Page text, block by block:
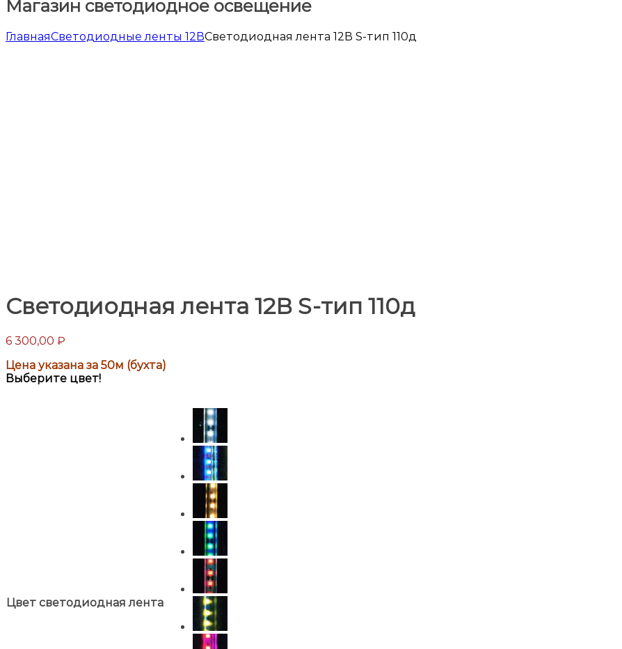
Магазин светодиодное освещение
ГлавнаяСветодиодные ленты 12ВСветодиодная лента 12В S-тип 110д
Светодиодная лента 12В S-тип 110д
6 300,00 ₽
Цена указана за 50м (бухта)
Выберите цвет!
Цвет светодиодная лента